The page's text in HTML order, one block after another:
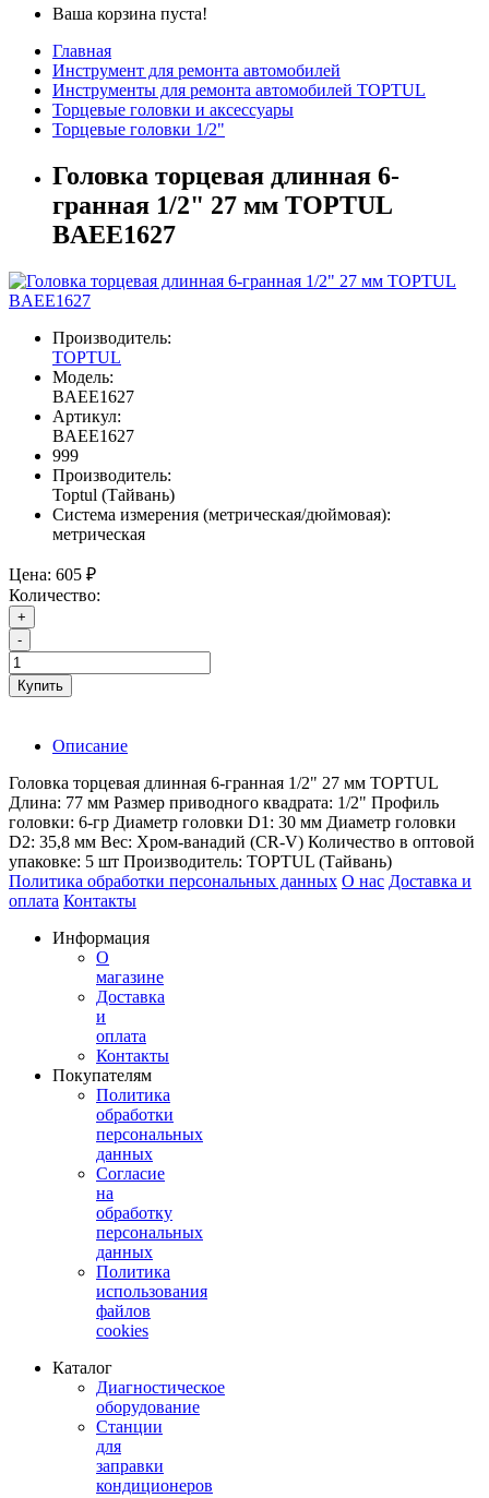
Ваша корзина пуста!
Главная
Инструмент для ремонта автомобилей
Инструменты для ремонта автомобилей TOPTUL
Торцевые головки и аксессуары
Торцевые головки 1/2"
Головка торцевая длинная 6-
гранная 1/2" 27 мм TOPTUL
BAEE1627
Производитель:
TOPTUL
Модель:
BAEE1627
Артикул:
BAEE1627
999
Производитель:
Toptul (Тайвань)
Система измерения (метрическая/дюймовая):
метрическая
Цена: 605 ₽
Количество:
+
-
Купить
Описание
Головка торцевая длинная 6-гранная 1/2" 27 мм TOPTUL
Длина: 77 мм Размер приводного квадрата: 1/2" Профиль
головки: 6-гр Диаметр головки D1: 30 мм Диаметр головки
D2: 35,8 мм Вес: Хром-ванадий (CR-V) Количество в оптовой
упаковке: 5 шт Производитель: TOPTUL (Тайвань)
Политика обработки персональных данных О нас Доставка и
оплата Контакты
Информация
О
магазине
Доставка
и
оплата
Контакты
Покупателям
Политика
обработки
персональных
данных
Согласие
на
обработку
персональных
данных
Политика
использования
файлов
cookies
Каталог
Диагностическое
оборудование
Станции
для
заправки
кондиционеров